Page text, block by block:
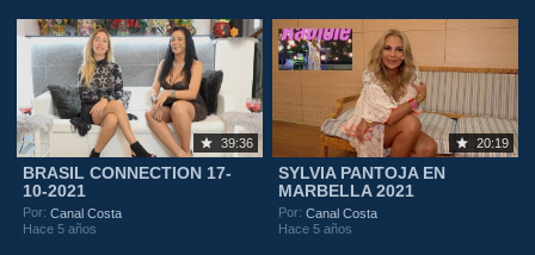
39:36
BRASIL CONNECTION 17-
10-2021
Por:Canal Costa
Hace 5 años
20:19
SYLVIA PANTOJA EN
MARBELLA 2021
Por:Canal Costa
Hace 5 años